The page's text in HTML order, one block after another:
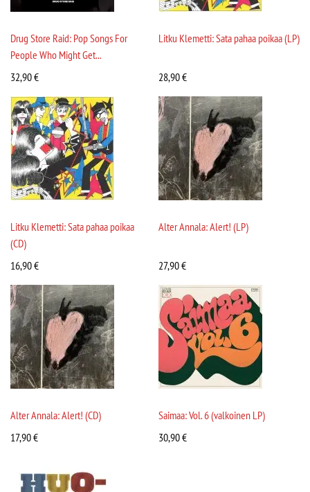
Drug Store Raid: Pop Songs For
People Who Might Get...
32,90€
Litku Klemetti: Sata pahaa poikaa (LP)
28,90€
Litku Klemetti: Sata pahaa poikaa
(CD)
16,90€
Alter Annala: Alert! (LP)
27,90€
Alter Annala: Alert! (CD)
17,90€
Saimaa: Vol. 6 (valkoinen LP)
30,90€